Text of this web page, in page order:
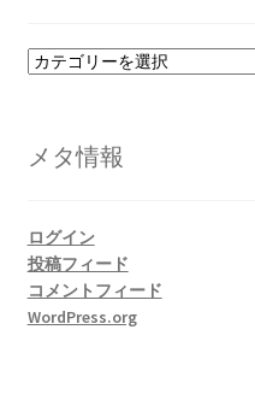
カ
ー
メタ情報
ログイン
投稿フィード
コメントフィード
WordPress.org